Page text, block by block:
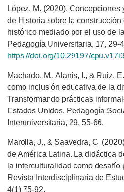
López, M. (2020). Concepciones
de Historia sobre la
histórico mediado por el uso de
Pedagogía Universitaria, 17, 29-
https://doi.org/10.29197/
Machado, M., Alanis, I., & Ruiz,
como inclusión educativa de la
Transformando prácticas
Estados Unidos. Pedagogía
Interuniversitaria, 29, 55-66.
Marolla, J., & Saavedra, C.
de América Latina. La didáctica
la interculturalidad como desafío
Revista Interdisciplinaria de
4(1) 75-92.